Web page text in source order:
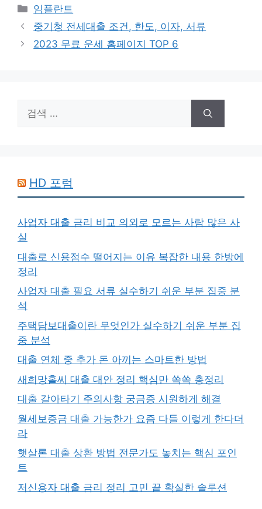
카
테
리
임플란트
중기청 전세대출 조건, 한도, 이자, 서류
2023 무료 운세 홈페이지 TOP 6
색:
HD 포럼
사업자 대출 금리 비교 의외로 모르는 사람 많은 사
실
대출로 신용점수 떨어지는 이유 복잡한 내용 한방에
정리
사업자 대출 필요 서류 실수하기 쉬운 부분 집중 분
석
주택담보대출이란 무엇인가 실수하기 쉬운 부분 집
중 분석
대출 연체 중 추가 돈 아끼는 스마트한 방법
새희망홀씨 대출 대안 정리 핵심만 쏙쏙 총정리
대출 갈아타기 주의사항 궁금증 시원하게 해결
월세보증금 대출 가능한가 요즘 다들 이렇게 한다더
라
햇살론 대출 상환 방법 전문가도 놓치는 핵심 포인
트
저신용자 대출 금리 정리 고민 끝 확실한 솔루션